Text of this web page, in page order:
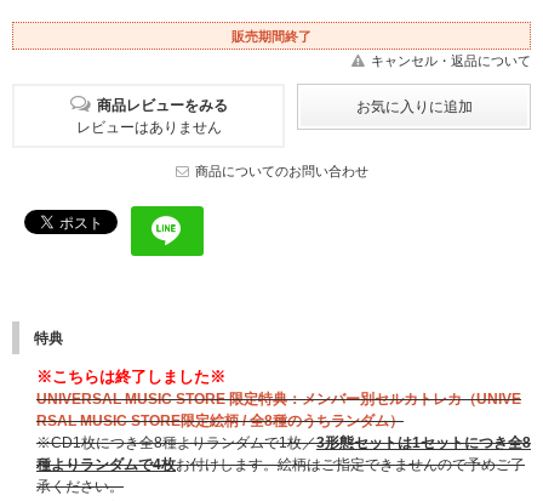
販売期間終了
キャンセル・返品について
商品レビューをみる
レビューはありません
商品についてのお問い合わせ
特典
※こちらは終了しました※
UNIVERSAL MUSIC STORE 限定特典：メンバー別セルカトレカ（UNIVE
RSAL MUSIC STORE限定絵柄 / 全8種のうちランダム）
※CD1枚につき全8種よりランダムで1枚／3形態セットは1セットにつき全8
種よりランダムで4枚お付けします。絵柄はご指定できませんので予めご了
承ください。